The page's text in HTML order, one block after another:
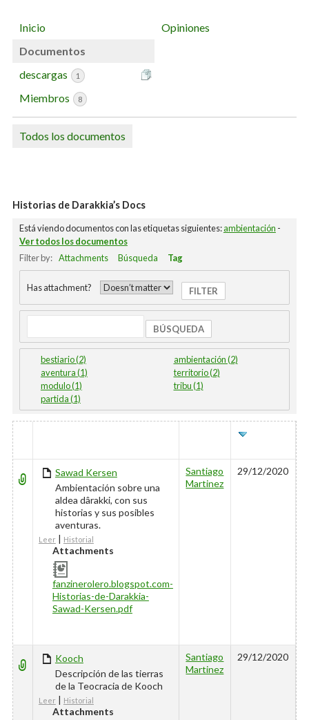
Inicio
Opiniones
Documentos
descargas
1
Miembros 8
Todos los documentos
Historias de Darakkia’s Docs
Está viendo documentos con las etiquetas siguientes:ambientación -
Ver todos los documentos
Filter by: Attachments Búsqueda Tag
Has attachment?
bestiario (2)
aventura (1)
modulo (1)
partida (1)
ambientación (2)
territorio (2)
tribu (1)
Sawad Kersen
Ambientación sobre una
aldea dârakki, con sus
historias y sus posibles
aventuras.
Leer | Historial
Attachments
fanzinerolero.blogspot.com-
Historias-de-Darakkia-
Sawad-Kersen.pdf
Santiago
Martinez
29/12/2020
Kooch
Descripción de las tierras
de la Teocracia de Kooch
Leer | Historial
Attachments
Santiago
Martinez
29/12/2020